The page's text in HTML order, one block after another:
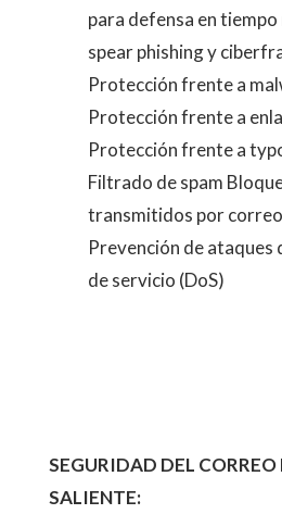
para defensa en
spear phishing y
Protección frente a
Protección frente a
Protección frente a
Filtrado de spam
transmitidos por
Prevención de ataques
de servicio (DoS)
SEGURIDAD DEL
SALIENTE: